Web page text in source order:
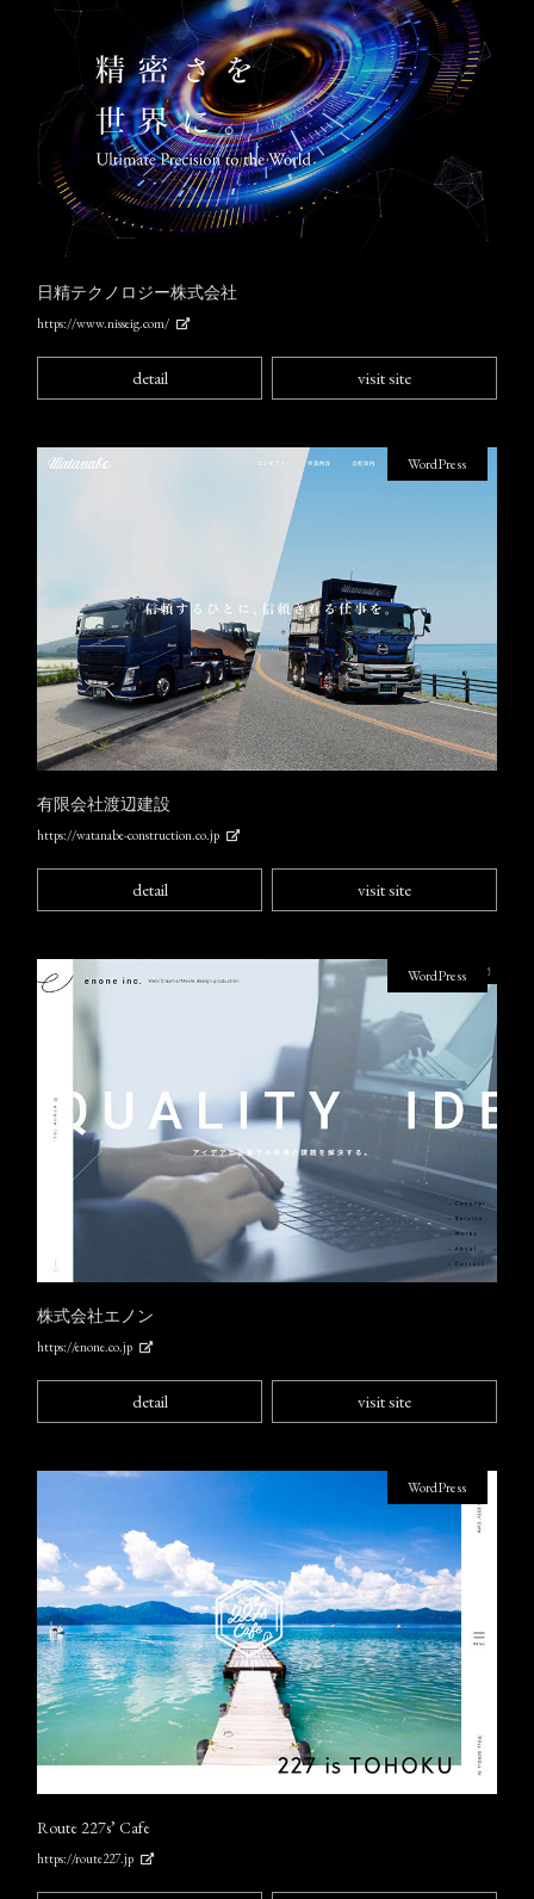
日精テクノロジー株式会社
https://www.nisseig.com/
detail visit site
有限会社渡辺建設
https://watanabe-construction.co.jp
WordPress
detail visit site
株式会社エノン
https://enone.co.jp
WordPress
detail visit site
Route 227s’ Cafe
https://route227.jp
WordPress